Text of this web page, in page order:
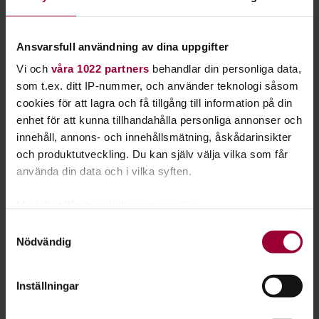
Ansvarsfull användning av dina uppgifter
Vi och våra 1022 partners behandlar din personliga data,
som t.ex. ditt IP-nummer, och använder teknologi såsom
cookies för att lagra och få tillgång till information på din
enhet för att kunna tillhandahålla personliga annonser och
innehåll, annons- och innehållsmätning, åskådarinsikter
och produktutveckling. Du kan själv välja vilka som får
använda din data och i vilka syften.
som kan ha en noggrannhet på upp till flera meter
Ta reda på mer om hur dina personliga uppgifter
Nödvändig
Inställningar
Starta en studiecirkel!
Lär dig tillsammans med andra genom att starta en
studiecirkel hos Studiefrämjandet.
Läs mer om att starta studiecirkel
Nästa steg
Se våra kurser, evenemang och studiecirklar inom